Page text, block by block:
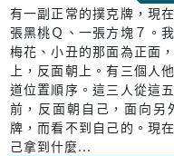
有一副正常的撲克牌，現
張黑桃Ｑ、一張方塊７。
梅花、小丑的那面為正面
上，反面朝上。有三個人
道位置順序。這三人從這
前，反面朝自己，面向另
牌，而看不到自己的。現
己拿到什麼...